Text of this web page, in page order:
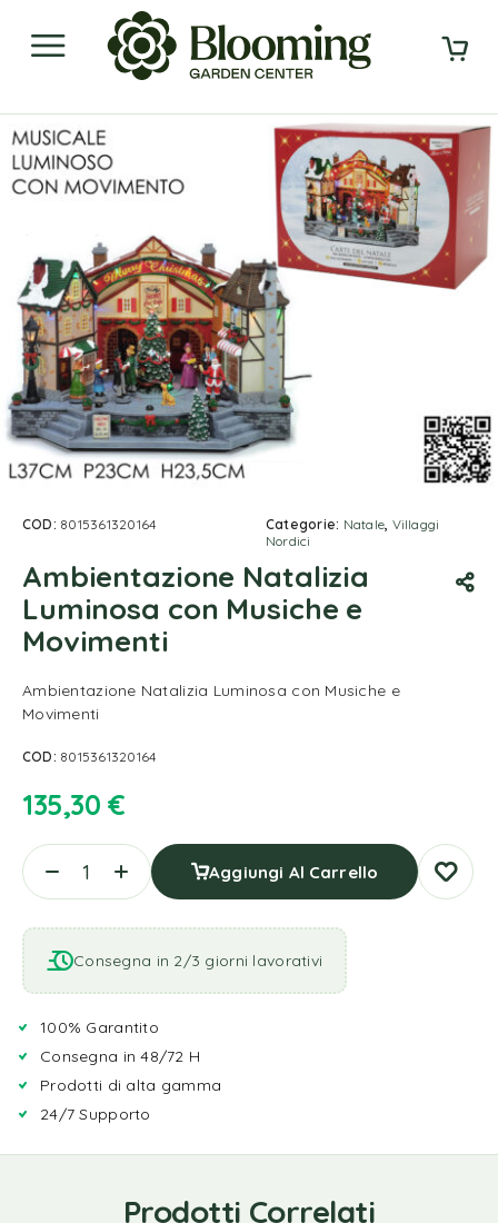
COD: 8015361320164 Categorie: Natale, Villaggi
Nordici
Ambientazione Natalizia
Luminosa con Musiche e
Movimenti
Ambientazione Natalizia Luminosa con Musiche e
Movimenti
COD: 8015361320164
135,30 €
Aggiungi Al Carrello
Consegna in 2/3 giorni lavorativi
100% Garantito
Consegna in 48/72 H
Prodotti di alta gamma
24/7 Supporto
Prodotti Correlati